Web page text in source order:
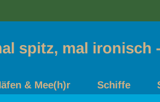
spitz, mal ironisch
& Mee(h)r Schiffe